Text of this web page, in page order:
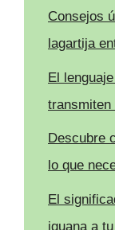
Consejos
lagartija
El
Descubre
lo que
El
iguana a